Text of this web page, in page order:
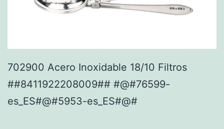
702900 Acero Inoxidable 18/10 Filtros
##8411922208009## #@#76599-
es_ES#@#5953-es_ES#@#